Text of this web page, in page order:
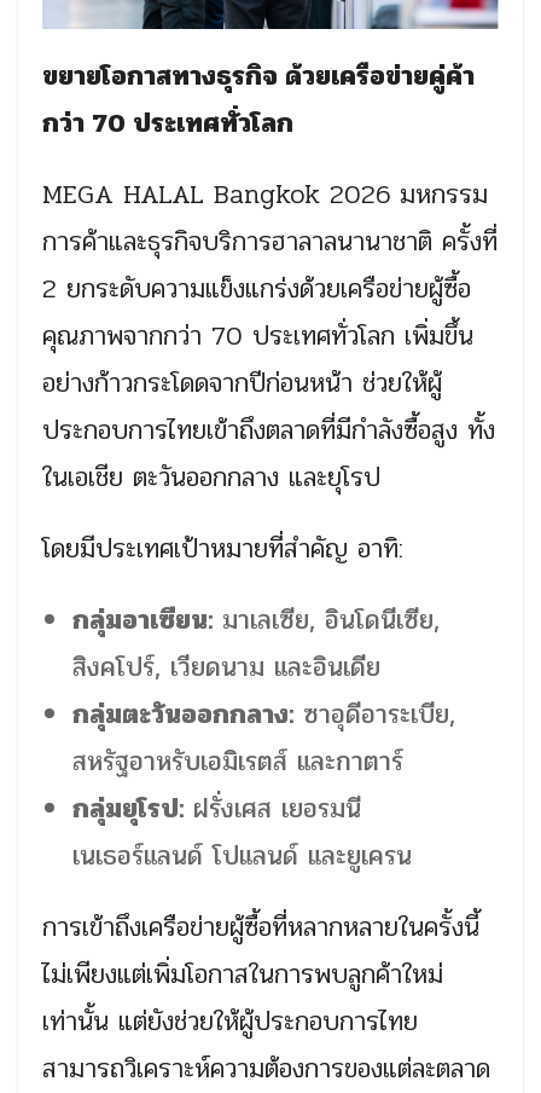
ขยายโอกาสทางธุรกิจ ด้วยเครือข่ายคู่ค้า
กว่า 70 ประเทศทั่วโลก
MEGA HALAL Bangkok 2026 มหกรรม
การค้าและธุรกิจบริการฮาลาลนานาชาติ ครั้งที่
2 ยกระดับความแข็งแกร่งด้วยเครือข่ายผู้ซื้อ
คุณภาพจากกว่า 70 ประเทศทั่วโลก เพิ่มขึ้น
อย่างก้าวกระโดดจากปีก่อนหน้า ช่วยให้ผู้
ประกอบการไทยเข้าถึงตลาดที่มีกำลังซื้อสูง ทั้ง
ในเอเชีย ตะวันออกกลาง และยุโรป
โดยมีประเทศเป้าหมายที่สำคัญ อาทิ:
กลุ่มอาเซียน: มาเลเซีย, อินโดนีเซีย,
สิงคโปร์, เวียดนาม และอินเดีย
กลุ่มตะวันออกกลาง: ซาอุดีอาระเบีย,
สหรัฐอาหรับเอมิเรตส์ และกาตาร์
กลุ่มยุโรป: ฝรั่งเศส เยอรมนี
เนเธอร์แลนด์ โปแลนด์ และยูเครน
การเข้าถึงเครือข่ายผู้ซื้อที่หลากหลายในครั้งนี้
ไม่เพียงแต่เพิ่มโอกาสในการพบลูกค้าใหม่
เท่านั้น แต่ยังช่วยให้ผู้ประกอบการไทย
สามารถวิเคราะห์ความต้องการของแต่ละตลาด